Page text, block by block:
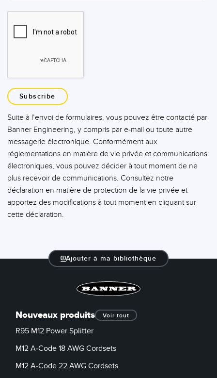
Subscribe
Suite à l’envoi de formulaires, vous pouvez être contacté par
Banner Engineering, y compris par e-mail ou toute autre
messagerie électronique. Conformément aux
réglementations en matière de vie privée et communications
électroniques, vous pouvez décider à tout moment de ne
plus recevoir de communications. Consultez notre
déclaration en matière de protection de la vie privée et
apportez des modifications à tout moment en cliquant sur
cette déclaration.
Ajouter à ma bibliothèque
Nouveaux produits Voir tout
R95 M12 Power Splitter
M12 A-Code 18 AWG Cordsets
M12 A-Code 22 AWG Cordsets